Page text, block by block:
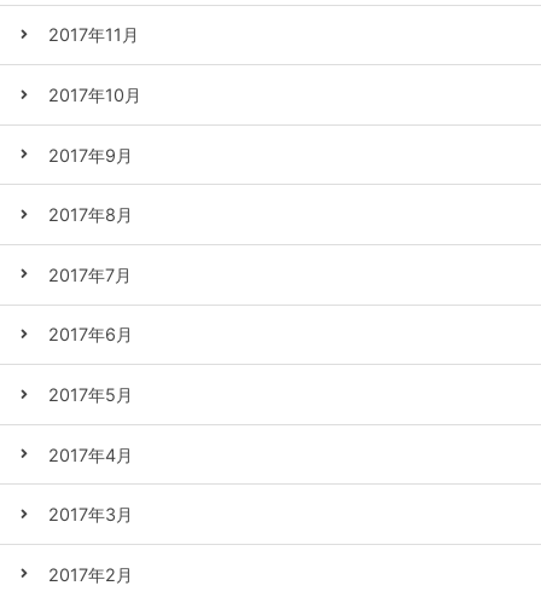
2017年11月
2017年10月
2017年9月
2017年8月
2017年7月
2017年6月
2017年5月
2017年4月
2017年3月
2017年2月